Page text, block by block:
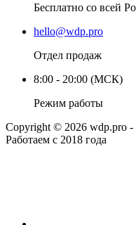
Бесплатно со всей
hello@wdp.pro
Отдел продаж
8:00 - 20:00 (МСК)
Режим работы
Copyright © 2026 wdp.pro
Работаем с 2018 года